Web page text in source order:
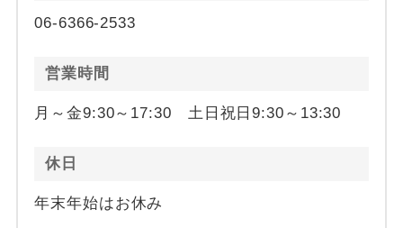
06-6366-2533
営業時間
月～金9:30～17:30 土日祝日9:30～13:30
休日
年末年始はお休み